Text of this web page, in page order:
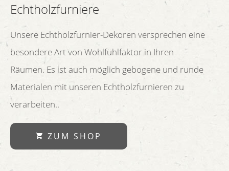
Echtholzfurniere
Unsere Echtholzfurnier-Dekoren versprechen eine
besondere Art von Wohlfühlfaktor in Ihren
Räumen. Es ist auch möglich gebogene und runde
Materialen mit unseren Echtholzfurnieren zu
verarbeiten..
ZUM SHOP